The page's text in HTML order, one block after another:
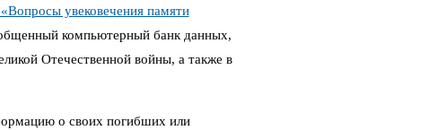
увековечения памяти
компьютерный банк данных,
Отечественной войны, а также в
о своих погибших или